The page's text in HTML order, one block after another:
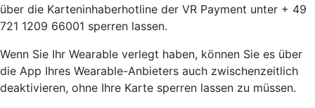
über die Karteninhaberhotline der VR Payment unter + 49
721 1209 66001 sperren lassen.
Wenn Sie Ihr Wearable verlegt haben, können Sie es über
die App Ihres Wearable-Anbieters auch zwischenzeitlich
deaktivieren, ohne Ihre Karte sperren lassen zu müssen.